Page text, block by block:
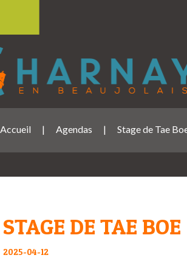
Accueil | Agendas | Stage de Tae
STAGE DE TAE BOE
2025-04-12